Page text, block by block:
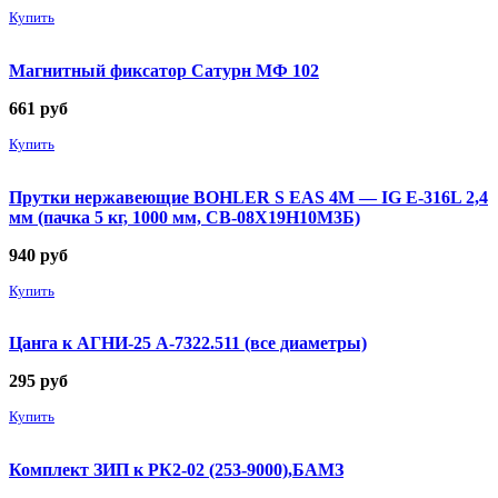
Купить
Магнитный фиксатор Сатурн МФ 102
661 руб
Купить
Прутки нержавеющие BOHLER S EAS 4M — IG E-316L 2,4
мм (пачка 5 кг, 1000 мм, СВ-08Х19Н10М3Б)
940 руб
Купить
Цанга к АГНИ-25 А-7322.511 (все диаметры)
295 руб
Купить
Комплект ЗИП к РК2-02 (253-9000),БАМЗ